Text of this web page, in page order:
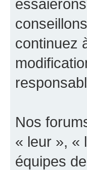
continuez
Nos
« leur », «
équipes